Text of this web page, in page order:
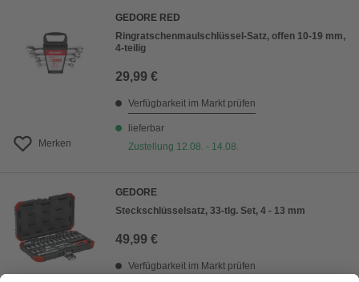
Merken
GEDORE RED
Ringratschenmaulschlüssel-Satz, offen 10-19 mm,
4-teilig
29,99 €
Verfügbarkeit im Markt prüfen
lieferbar
Zustellung 12.08. - 14.08.
GEDORE
Steckschlüsselsatz, 33-tlg. Set, 4 - 13 mm
49,99 €
Verfügbarkeit im Markt prüfen